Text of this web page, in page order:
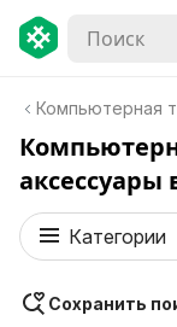
Компьютерная
аксессуары
Категории
Сохранить